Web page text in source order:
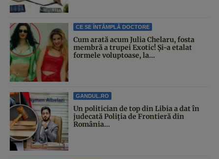
CE SE ÎNTÂMPLĂ DOCTORE
Cum arată acum Julia Chelaru, fosta
membră a trupei Exotic! Și-a etalat
formele voluptoase, la...
GANDUL.RO
Un politician de top din Libia a dat în
judecată Poliția de Frontieră din
România...